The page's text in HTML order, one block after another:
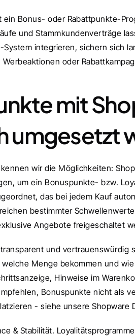
Bonus- oder Rabattpunkte-
und Stammkundenverträge
System integrieren, sichern sich
oder
mit
umgesetzt
wir die Möglichkeiten:
um ein Bonuspunkte- bzw.
das bei jedem Kauf
bestimmter
Angebote freigeschaltet
und
Menge bekommen und
Hinweise im
Bonuspunkte nicht als
- siehe unsere Shopware
& Stabilität.